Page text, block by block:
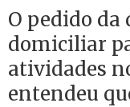
O pedido
domiciliar
atividades
entendeu